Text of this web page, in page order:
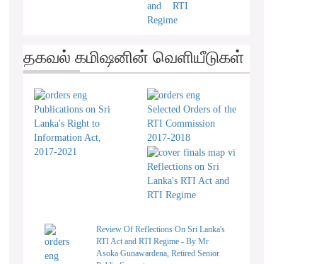
and RTI
Regime
தகவல் கமிஷனின் வெளியீடுகள்
Publications on Sri
Lanka's Right to
Information Act,
2017-2021
Selected Orders of the
RTI Commission
2017-2018
Reflections on Sri
Lanka's RTI Act and
RTI Regime
Review Of Reflections On Sri Lanka's
RTI Act and RTI Regime - By Mr
Asoka Gunawardena, Retired Senior